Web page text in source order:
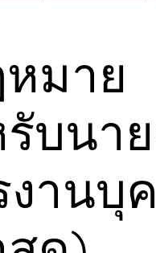
มาย
บนา
งานบุ